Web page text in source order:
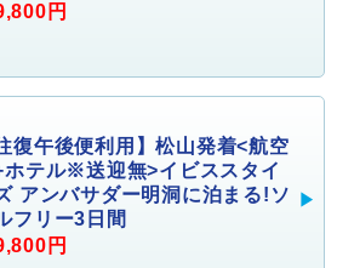
円
復午後便利用】松山発着<航空
ホテル※送迎無>イビススタイ
アンバサダー明洞に泊まる!ソ
フリー3日間
円